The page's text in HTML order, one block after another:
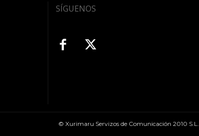
SÍGUENOS
© Xurimaru Servizos de Comunicación 2010 S.L.